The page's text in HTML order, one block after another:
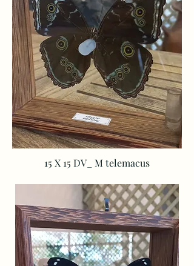
15 X 15 DV_ M telemacus